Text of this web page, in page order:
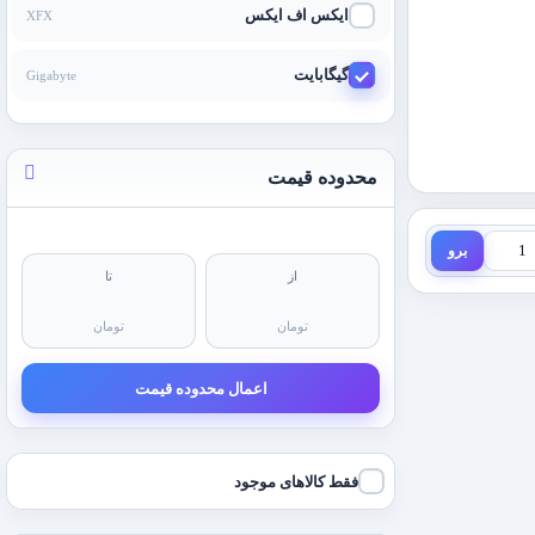
برو
ایکس اف ایکس XFX
گیگابایت Gigabyte
محدوده قیمت
از
تومان
تا
تومان
اعمال محدوده قیمت
فقط کالاهای موجود